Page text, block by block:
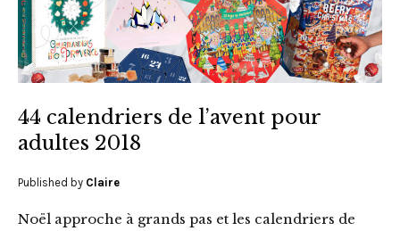
44 calendriers de l’avent pour
adultes 2018
Published by Claire
Noël approche à grands pas et les calendriers de